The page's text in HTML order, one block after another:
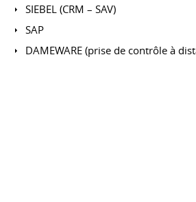
SIEBEL (CRM – SAV)
SAP
DAMEWARE (prise de contrôle à